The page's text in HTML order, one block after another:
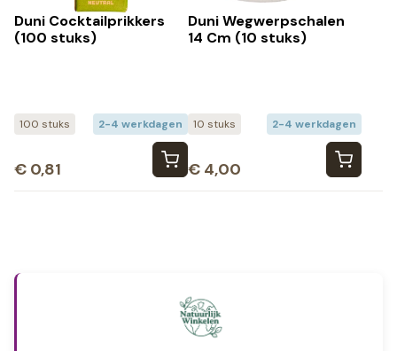
Duni Cocktailprikkers
(100 stuks)
100 stuks 2-4 werkdagen
€ 0,81
Duni Wegwerpschalen
14 Cm (10 stuks)
10 stuks 2-4 werkdagen
€ 4,00